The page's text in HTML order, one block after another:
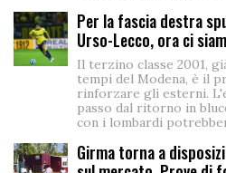
Per la fascia destra
Urso-Lecco, ora ci
Il terzino classe 2001,
tempi del Modena, è il
rinforzare gli esterni.
passo dal ritorno in
con i lombardi
Girma torna a